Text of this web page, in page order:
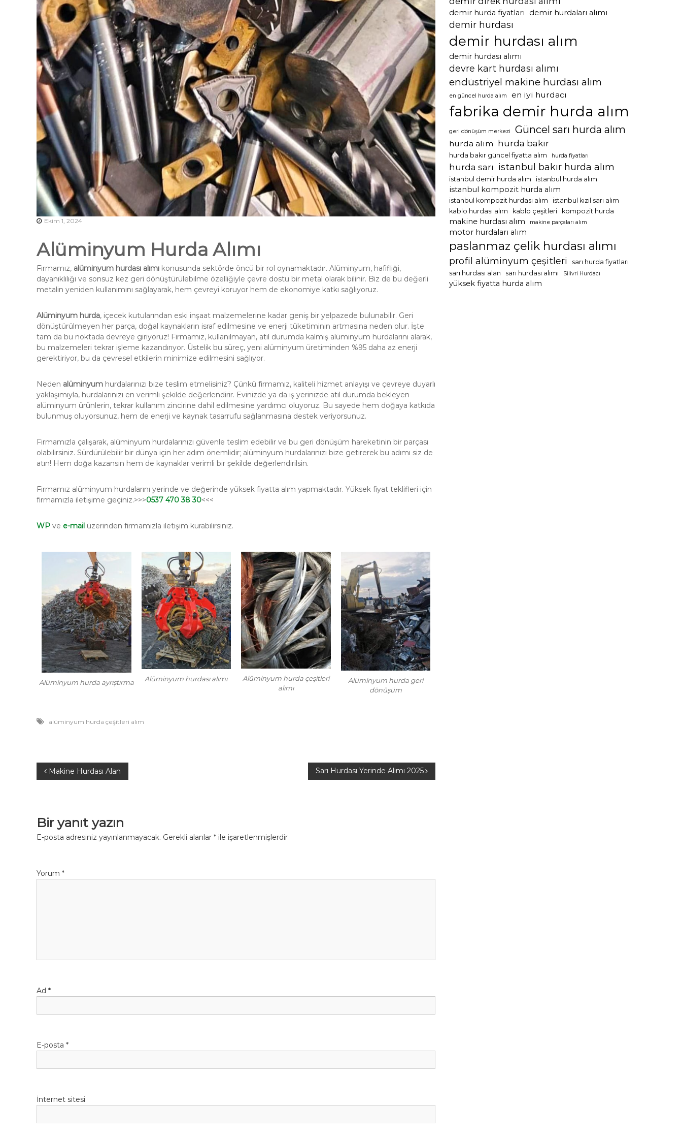
Ekim 1, 2024
Alüminyum Hurda Alımı
Firmamız, alüminyum hurdası alımı konusunda sektörde öncü bir rol oynamaktadır. Alüminyum, hafifliği,
dayanıklılığı ve sonsuz kez geri dönüştürülebilme özelliğiyle çevre dostu bir metal olarak bilinir. Biz de bu değerli
metalin yeniden kullanımını sağlayarak, hem çevreyi koruyor hem de ekonomiye katkı sağlıyoruz.
Alüminyum hurda, içecek kutularından eski inşaat malzemelerine kadar geniş bir yelpazede bulunabilir. Geri
dönüştürülmeyen her parça, doğal kaynakların israf edilmesine ve enerji tüketiminin artmasına neden olur. İşte
tam da bu noktada devreye giriyoruz! Firmamız, kullanılmayan, atıl durumda kalmış alüminyum hurdalarını alarak,
bu malzemeleri tekrar işleme kazandırıyor. Üstelik bu süreç, yeni alüminyum üretiminden %95 daha az enerji
gerektiriyor, bu da çevresel etkilerin minimize edilmesini sağlıyor.
Neden alüminyum hurdalarınızı bize teslim etmelisiniz? Çünkü firmamız, kaliteli hizmet anlayışı ve çevreye duyarlı
yaklaşımıyla, hurdalarınızı en verimli şekilde değerlendirir. Evinizde ya da iş yerinizde atıl durumda bekleyen
alüminyum ürünlerin, tekrar kullanım zincirine dahil edilmesine yardımcı oluyoruz. Bu sayede hem doğaya katkıda
bulunmuş oluyorsunuz, hem de enerji ve kaynak tasarrufu sağlanmasına destek veriyorsunuz.
Firmamızla çalışarak, alüminyum hurdalarınızı güvenle teslim edebilir ve bu geri dönüşüm hareketinin bir parçası
olabilirsiniz. Sürdürülebilir bir dünya için her adım önemlidir; alüminyum hurdalarınızı bize getirerek bu adımı siz de
atın! Hem doğa kazansın hem de kaynaklar verimli bir şekilde değerlendirilsin.
Firmamız alüminyum hurdalarını yerinde ve değerinde yüksek fiyatta alım yapmaktadır. Yüksek fiyat teklifleri için
firmamızla iletişime geçiniz.>>>0537 470 38 30<<<
WP ve e-mail üzerinden firmamızla iletişim kurabilirsiniz.
Alüminyum hurda ayrıştırma Alüminyum hurdası alımı
Alüminyum hurda çeşitleri
alımı
Alüminyum hurda geri
dönüşüm
alüminyum hurda çeşitleri alım
Y
z
ı
n
e
i
Makine Hurdası Alan Sarı Hurdası Yerinde Alımı 2025
Bir yanıt yazın
E-posta adresiniz yayınlanmayacak. Gerekli alanlar * ile işaretlenmişlerdir
Yorum *
Ad *
E-posta *
İnternet sitesi
demir hurda fiyatları demir hurdaları alımı
demir hurdası
demir hurdası alım
demir hurdası alımı
devre kart hurdası alımı
endüstriyel makine hurdası alım
en güncel hurda alım en iyi hurdacı
fabrika demir hurda alım
geri dönüşüm merkezi Güncel sarı hurda alım
hurda alım hurda bakır
hurda bakır güncel fiyatta alım hurda fiyatları
hurda sarı istanbul bakır hurda alım
istanbul demir hurda alım istanbul hurda alım
istanbul kompozit hurda alım
istanbul kompozit hurdası alım
istanbul kızıl sarı alım
kablo hurdası alım
kablo çeşitleri kompozit hurda
makine hurdası alım makine parçaları alım
motor hurdaları alım
paslanmaz çelik hurdası alımı
profil alüminyum çeşitleri
sarı hurda fiyatları
sarı hurdası alan
sarı hurdası alımı Silivri Hurdacı
yüksek fiyatta hurda alım